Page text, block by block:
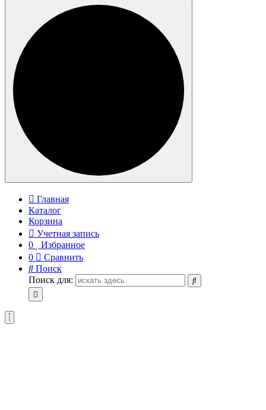
Главная
Каталог
Корзина
Учетная запись
0
Избранное
0
Сравнить
Поиск
Поиск для: